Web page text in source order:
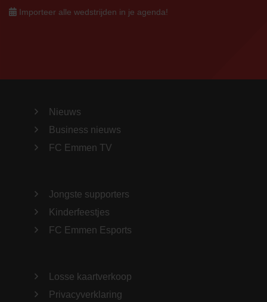
Importeer alle wedstrijden in je agenda!
Nieuws
Business nieuws
FC Emmen TV
Jongste supporters
Kinderfeestjes
FC Emmen Esports
Losse kaartverkoop
Privacyverklaring